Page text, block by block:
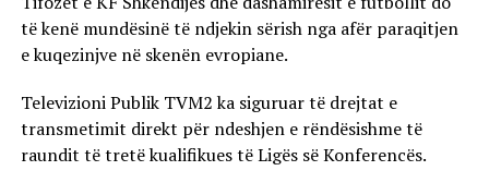
të kenë mundësinë të ndjekin sërish nga afër paraqitjen
e kuqezinjve në skenën evropiane.
Televizioni Publik TVM2 ka siguruar të drejtat e
transmetimit direkt për ndeshjen e rëndësishme të
raundit të tretë kualifikues të Ligës së Konferencës.